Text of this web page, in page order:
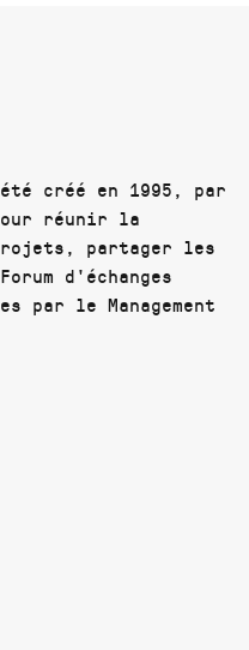
été créé en 1995, par
réunir la
projets, partager les
d'échanges
par le Management